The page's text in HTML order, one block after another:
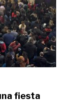
fiesta